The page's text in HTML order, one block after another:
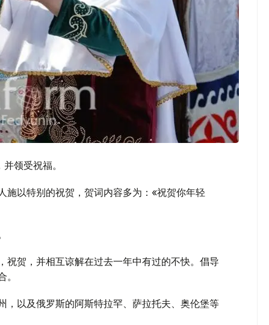
领受祝福。
施以特别的祝贺，贺词内容多为：«祝贺你年轻
祝贺，并相互谅解在过去一年中有过的不快。倡导
，以及俄罗斯的阿斯特拉罕、萨拉托夫、奥伦堡等